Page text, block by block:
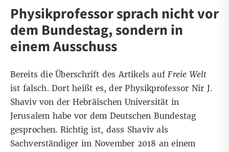
Physikprofessor sprach nicht vor
dem Bundestag, sondern in
einem Ausschuss
Bereits die Überschrift des Artikels aufFreie Welt
ist falsch. Dort heißt es, der Physikprofessor Nir J.
Shavivvon der Hebräischen Universität in
Jerusalem habe vor dem Deutschen Bundestag
gesprochen. Richtig ist, dass Shaviv als
Sachverständiger im November 2018 an einem